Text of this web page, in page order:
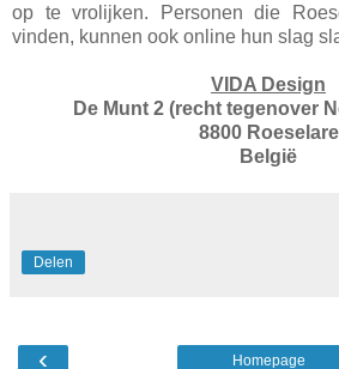
op te vrolijken. Personen die
vinden, kunnen ook online hun slag
VIDA Design
De Munt 2 (recht tegenover
8800 Roeselare
België
Delen
‹ Homepage